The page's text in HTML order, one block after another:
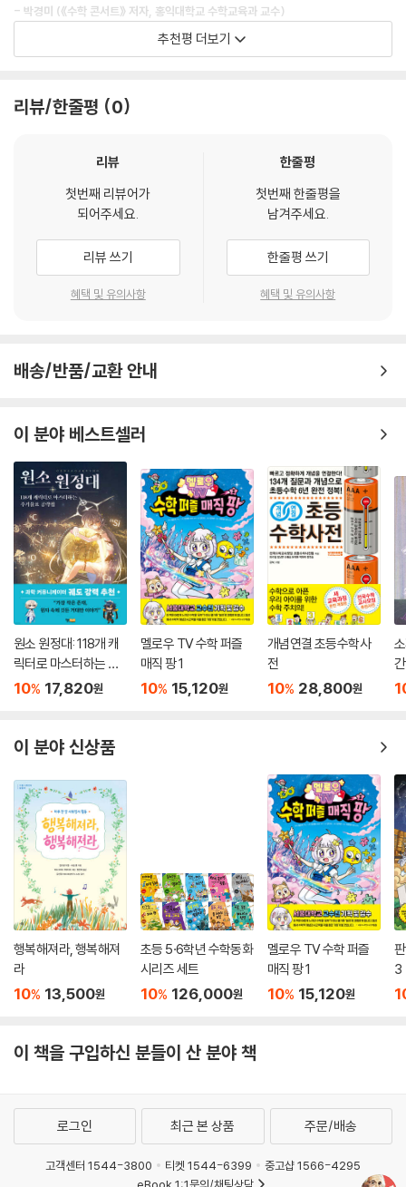
어렵고 복잡한 것을 이해하기 위한 효과적인 방법은 간단하고 쉬운 예를
생각해 본 다음 복잡하고 어려운 것을 생각하는 것이다. 이 수업에서는 이
않았기 때문에 어떤 모습을 하고 있는지 알 수 없는 미지의 4차원 세계를
▶이 책의 구성 및 장점
―초중고 교과서를 통해 접하기 어려운 내용인 차원을, 실제로 적용해 볼
수 있는 여러 가지 다양한 체험 활동을 통한 설명과 상상 가능한 재미있는
이야기가 있어 학생들이 쉽게 차원 개념을 이해할 수 있도록 하였다.
―우리가 살아가는 세계는 가로, 세로, 높이의 세 방향을 가진 3차원 공간
이다. 그렇기 때문에 1차원, 2차원, 3차원 공간의 개념 및 특성은 쉽게 이해
할 수 있지만 4차원 공간은 아무도 가지도, 보지도 못했기 때문에 그 개념
찰하여 차원이 올라갈수록 어떤 특성이 있는지를 알아봄으로써 3차원 공
갇힌 개념이 아님을 이해하게 한다.
- 박경미 (《수학 콘서트》 저자, 홍익대학교 수학교육과 교수)
수학 교사로서 학생들 앞에서 수식을 빼고 수학을 설명할 수 있는 것이 얼
도 수학을 하고 있다는 느낌이 들었다. 차원은 정해진 해결 방법을 묻는 것
이 될 것이라 생각한다.
- 조윤희 (안양 호성중학교 수학 교사)
수학은 다른 어떤 과목보다 논리적이고 비판적인 사고와 확산적 사고를 요
구하는 과목이다. 그런 점에서 이 책은 논리적이고 확산적인 사고를 통해
학생들에게 생각의 힘을 길러 줄 수 있으리라 생각한다. 다소 어려워 보이
- 박숙녀 (용인외국어고등학교 수학 교사)
추천평 더보기
리뷰/한줄평 0
리뷰
첫번째 리뷰어가
되어주세요.
리뷰 쓰기
혜택 및 유의사항
한줄평
첫번째 한줄평을
남겨주세요.
한줄평 쓰기
혜택 및 유의사항
배송/반품/교환 안내
이 분야 베스트셀러
원소 원정대: 118개 캐
릭터로 마스터하는 주
기율표 공략집
10% 17,820원
멜로우 TV 수학 퍼즐
매직 팡 1
10% 15,120원
개념연결 초등수학사
전
10% 28,800원
간
이 분야 신상품
행복해져라, 행복해져
라
10% 13,500원
초등 5·6학년 수학동화
시리즈 세트
10% 126,000원
멜로우 TV 수학 퍼즐
매직 팡 1
10% 15,120원
3
이 책을 구입하신 분들이 산 분야 책
로그인 최근 본 상품 주문/배송
고객센터 1544-3800 티켓 1544-6399
중고샵 1566-4295
eBook 1:1문의/채팅상담